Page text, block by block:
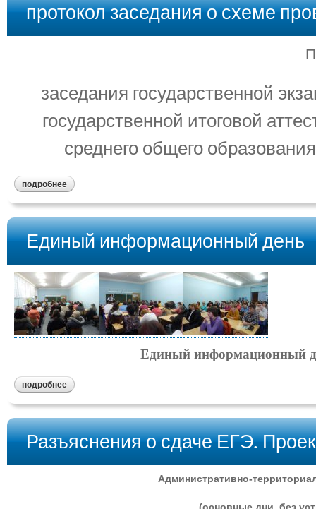
протокол заседания о схеме
заседания государственной
государственной итоговой
среднего общего
подробнее
Единый информационный день
Единый информационный
подробнее
Разъяснения о сдаче ЕГЭ.
Административно-